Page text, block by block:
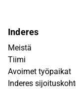
Inderes
Meistä
Tiimi
Avoimet työpaikat
Inderes